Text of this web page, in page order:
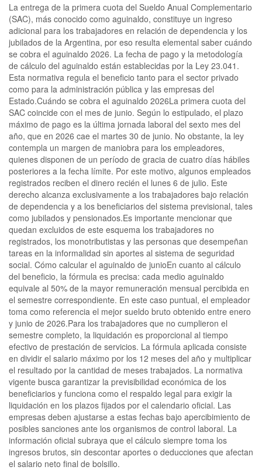
La entrega de la primera cuota del Sueldo Anual Complementario
(SAC), más conocido como aguinaldo, constituye un ingreso
adicional para los trabajadores en relación de dependencia y los
jubilados de la Argentina, por eso resulta elemental saber cuándo
se cobra el aguinaldo 2026. La fecha de pago y la metodología
de cálculo del aguinaldo están establecidas por la Ley 23.041.
Esta normativa regula el beneficio tanto para el sector privado
como para la administración pública y las empresas del
Estado.Cuándo se cobra el aguinaldo 2026La primera cuota del
SAC coincide con el mes de junio. Según lo estipulado, el plazo
máximo de pago es la última jornada laboral del sexto mes del
año, que en 2026 cae el martes 30 de junio. No obstante, la ley
contempla un margen de maniobra para los empleadores,
quienes disponen de un período de gracia de cuatro días hábiles
posteriores a la fecha límite. Por este motivo, algunos empleados
registrados reciben el dinero recién el lunes 6 de julio. Este
derecho alcanza exclusivamente a los trabajadores bajo relación
de dependencia y a los beneficiarios del sistema previsional, tales
como jubilados y pensionados.Es importante mencionar que
quedan excluidos de este esquema los trabajadores no
registrados, los monotributistas y las personas que desempeñan
tareas en la informalidad sin aportes al sistema de seguridad
social. Cómo calcular el aguinaldo de junioEn cuanto al cálculo
del beneficio, la fórmula es precisa: cada medio aguinaldo
equivale al 50% de la mayor remuneración mensual percibida en
el semestre correspondiente. En este caso puntual, el empleador
toma como referencia el mejor sueldo bruto obtenido entre enero
y junio de 2026.Para los trabajadores que no cumplieron el
semestre completo, la liquidación es proporcional al tiempo
efectivo de prestación de servicios. La fórmula aplicada consiste
en dividir el salario máximo por los 12 meses del año y multiplicar
el resultado por la cantidad de meses trabajados. La normativa
vigente busca garantizar la previsibilidad económica de los
beneficiarios y funciona como el respaldo legal para exigir la
liquidación en los plazos fijados por el calendario oficial. Las
empresas deben ajustarse a estas fechas bajo apercibimiento de
posibles sanciones ante los organismos de control laboral. La
información oficial subraya que el cálculo siempre toma los
ingresos brutos, sin descontar aportes o deducciones que afectan
el salario neto final de bolsillo.